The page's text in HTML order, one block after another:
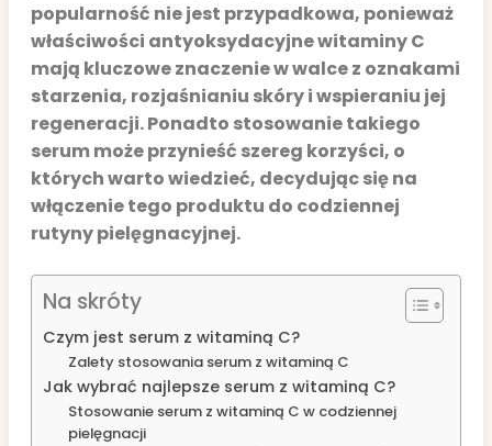
popularność nie jest przypadkowa, ponieważ
właściwości antyoksydacyjne witaminy C
mają kluczowe znaczenie w walce z oznakami
starzenia, rozjaśnianiu skóry i wspieraniu jej
regeneracji. Ponadto stosowanie takiego
serum może przynieść szereg korzyści, o
których warto wiedzieć, decydując się na
włączenie tego produktu do codziennej
rutyny pielęgnacyjnej.
Na skróty
Czym jest serum z witaminą C?
Zalety stosowania serum z witaminą C
Jak wybrać najlepsze serum z witaminą C?
Stosowanie serum z witaminą C w codziennej
pielęgnacji